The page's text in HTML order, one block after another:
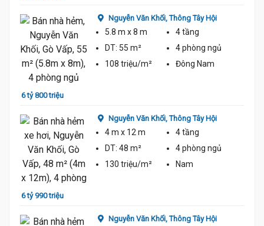
6 tỷ 800 triệu
Nguyễn Văn Khối,Thông Tây Hội
5.8 m x 8 m
4 tầng
DT: 55 m² 4 phòng ngủ
108 triệu/m²
Đông Nam
6 tỷ 990 triệu
Nguyễn Văn Khối,Thông Tây Hội
4 m x 12 m
4 tầng
DT: 48 m² 4 phòng ngủ
130 triệu/m²
Nam
Nguyễn Văn Khối,Thông Tây Hội